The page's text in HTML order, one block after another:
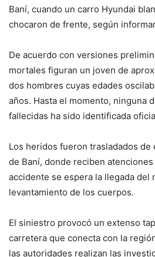
Baní, cuando un carro Hyundai
chocaron de frente, según
De acuerdo con versiones
mortales figuran un joven de
dos hombres cuyas edades
años. Hasta el momento, ninguna
fallecidas ha sido identificada
Los heridos fueron trasladados de
de Baní, donde reciben
accidente se espera la llegada del
levantamiento de los cuerpos.
El siniestro provocó un extenso
carretera que conecta con la
las autoridades realizan las